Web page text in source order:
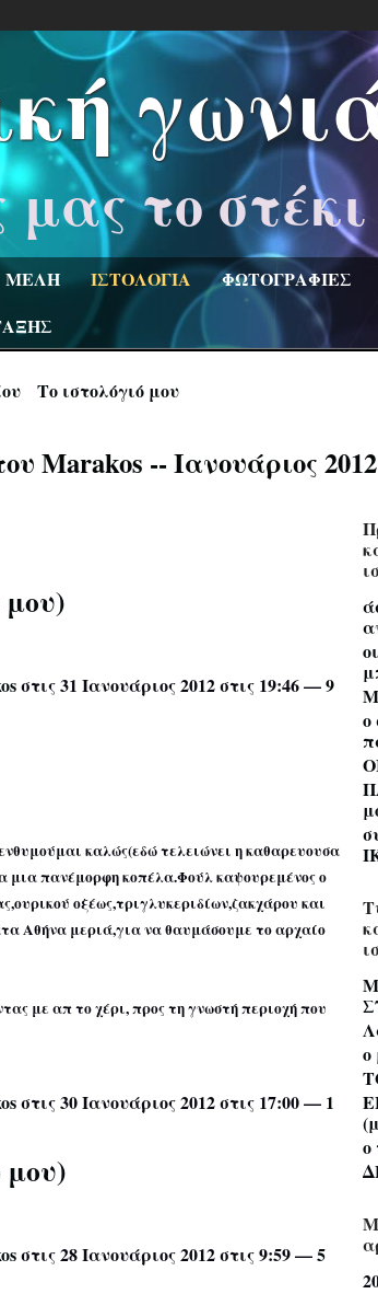
μας το στέκι
ΜΕΛΗ ΙΣΤΟΛΟΓΙΑ ΦΩΤΟΓΡΑΦΙΕΣ
Το ιστολόγιό μου
Marakos -- Ιανουάριος
στις 31 Ιανουάριος 2012 στις 19:46 —9
καλώς(εδώ τελειώνει η καθαρευουσα
μια πανέμορφη κοπέλα.Φούλ καψουρεμένος ο
οξέως,τριγλυκεριδίων,ζακχάρου και
Αθήνα μεριά,για να θαυμάσουμε το αρχαίο
με απ το χέρι, προς τη γνωστή περιοχή που
στις 30 Ιανουάριος 2012 στις 17:00 — 1
μου)
στις 28 Ιανουάριος 2012 στις 9:59 —5
ο
ο
ο